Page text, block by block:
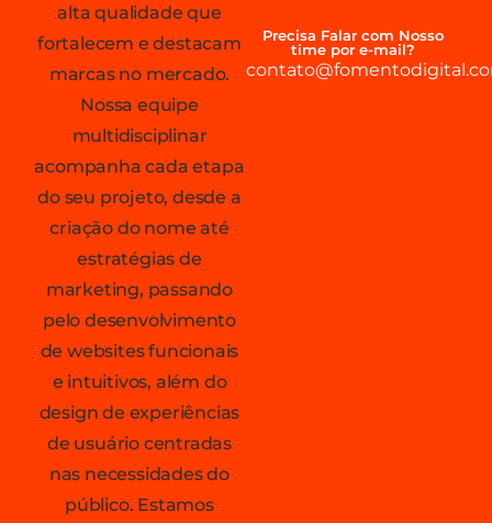
alta qualidade que
fortalecem e destacam
marcas no mercado.
Nossa equipe
multidisciplinar
acompanha cada etapa
do seu projeto, desde a
criação do nome até
estratégias de
marketing, passando
pelo desenvolvimento
de websites funcionais
e intuitivos, além do
design de experiências
de usuário centradas
nas necessidades do
público. Estamos
Precisa Falar com Nosso
time por e-mail?